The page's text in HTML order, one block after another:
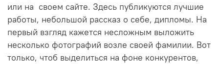
или на своем сайте. Здесь публикуются лучшие
работы, небольшой рассказ о себе, дипломы. На
первый взгляд кажется несложным выложить
несколько фотографий возле своей фамилии. Вот
только, чтоб выделиться на фоне конкурентов,